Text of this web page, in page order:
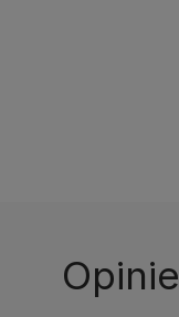
Opinie